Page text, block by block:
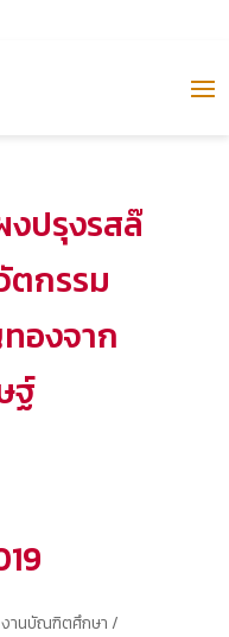
ปรุงรสล๊
ตกรรม
องจาก
ฐ์
งานบัณฑิตศึกษา /